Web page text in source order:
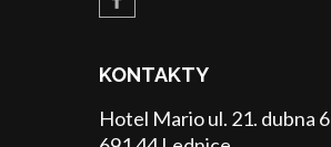
KONTAKTY
Hotel Mario ul. 21. dubna